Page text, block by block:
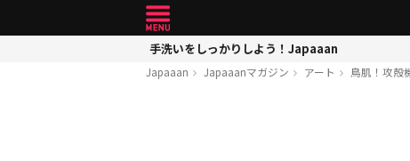
手洗いをしっかりしよう！Japaaan
Japaaan Japaaanマガジン アート 鳥肌！攻殻